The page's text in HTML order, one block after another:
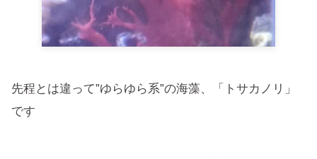
先程とは違って”ゆらゆら系”の海藻、「トサカノリ」
です